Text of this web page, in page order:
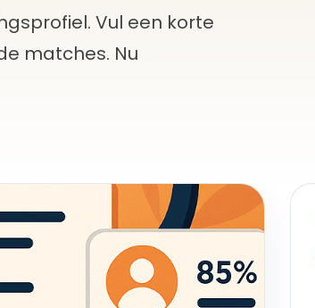
Vul een korte
matches. Nu